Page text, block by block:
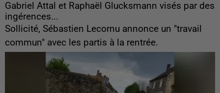
Gabriel Attal et Raphaël Glucksmann visés par des
ingérences...
Sollicité, Sébastien Lecornu annonce un "travail
commun" avec les partis à la rentrée.